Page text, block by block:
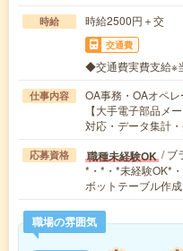
時給 時給2500円＋交
交通費
◆交通費実費支給※
仕事内容
OA事務・OAオペレ
【大手電子部品メ
対応・データ集計
応募資格 職種未経験OK / ブ
*・*・*未経験OK*
ボットテーブル作
職場の雰囲気